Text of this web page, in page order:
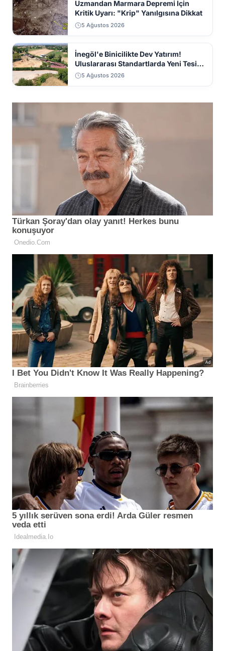
Uzmandan Marmara Depremi İçin
Kritik Uyarı: "Krip" Yanılgısına Dikkat
5 Ağustos 2026
İnegöl'e Binicilikte Dev Yatırım!
Uluslararası Standartlarda Yeni Tesis
Geliyor
5 Ağustos 2026